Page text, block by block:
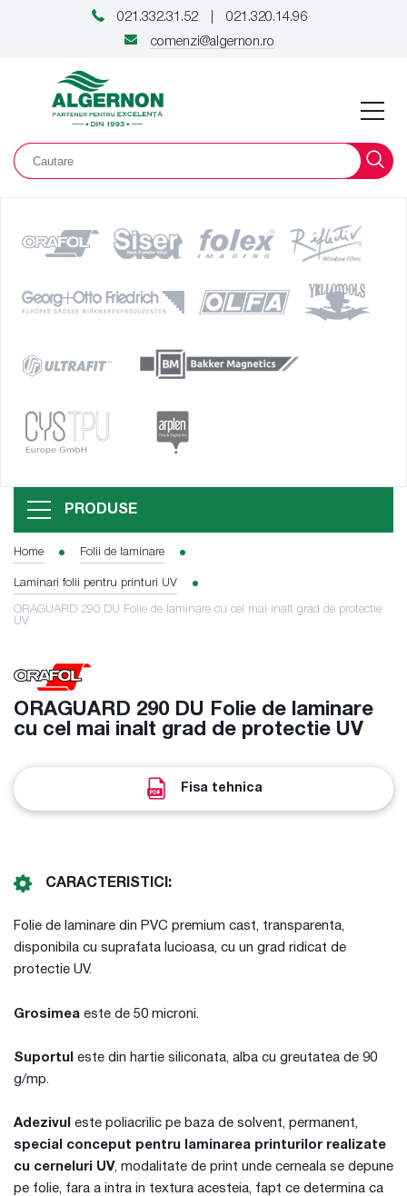
021.332.31.52
021.320.14.96
comenzi@algernon.ro
PRODUSE
Home Folii de laminare
Laminari folii pentru printuri UV
ORAGUARD 290 DU Folie de laminare cu cel mai inalt grad de protectie
UV
ORAGUARD 290 DU Folie de laminare
cu cel mai inalt grad de protectie UV
Fisa tehnica
CARACTERISTICI:
Folie de laminare din PVC premium cast, transparenta,
disponibila cu suprafata lucioasa, cu un grad ridicat de
protectie UV.
Grosimea este de 50 microni.
Suportul este din hartie siliconata, alba cu greutatea de 90
g/mp.
Adezivul este poliacrilic pe baza de solvent, permanent,
special conceput pentru laminarea printurilor realizate
cu cerneluri UV, modalitate de print unde cerneala se depune
pe folie, fara a intra in textura acesteia, fapt ce determina ca